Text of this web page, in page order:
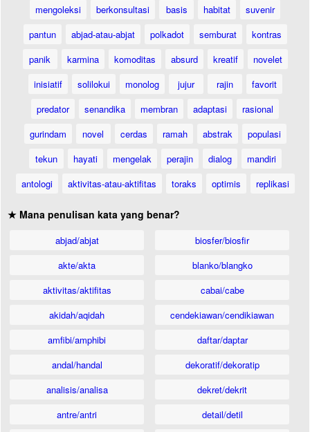
mengoleksi
berkonsultasi basis habitat
suvenir
pantun
abjad-atau-abjat polkadot semburat
kontras
panik
karmina komoditas absurd kreatif
novelet
inisiatif
solilokui monolog jujur rajin
favorit
predator
senandika membran adaptasi
rasional
gurindam
novel cerdas ramah abstrak
populasi
tekun
hayati mengelak perajin dialog
mandiri
antologi
aktivitas-atau-aktifitas toraks optimis replikasi
★ Mana penulisan kata yang benar?
abjad/abjat
akte/akta
aktivitas/aktifitas
akidah/aqidah
amfibi/amphibi
andal/handal
analisis/analisa
antre/antri
biosfer/biosfir
blanko/blangko
cabai/cabe
cendekiawan/cendikiawan
daftar/daptar
dekoratif/dekoratip
dekret/dekrit
detail/detil